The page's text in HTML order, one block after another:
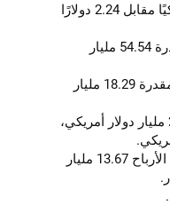
2.99 دولارًا أمريكيًا مقابل 2.24 دولارًا
56.5 مليار دولار، المقدرة 54.54 مليار
18.59 مليار دولار، المقدرة 18.29 مليار
24.26 مليار دولار أمريكي،
الأرباح 13.67 مليار